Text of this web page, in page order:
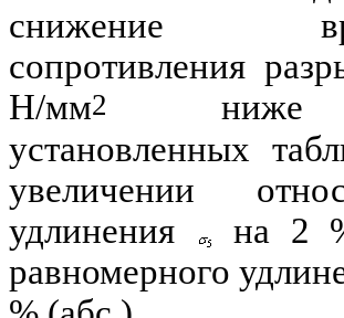
снижение
сопротивления
Н/мм2
ниже
установленных
увеличении
удлинения на 2
равномерного